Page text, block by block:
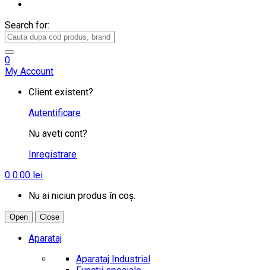
Search for:
0
My Account
Client existent?
Autentificare
Nu aveti cont?
Inregistrare
0 0.00 lei
Nu ai niciun produs în coș.
Open Close
Aparataj
Aparataj Industrial